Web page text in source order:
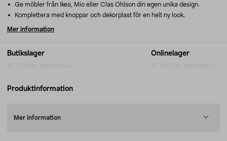
Butikslager Onlinelager
Ge möbler från Ikea, Mio eller Clas Ohlson din egen unika design.
Komplettera med knoppar och dekorplast för en helt ny look.
Mer information
Produktinformation
Mer information